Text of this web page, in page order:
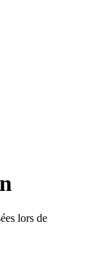
lors de